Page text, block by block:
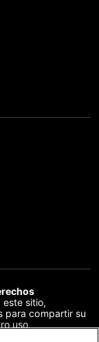
este sitio,
para compartir su
uso,